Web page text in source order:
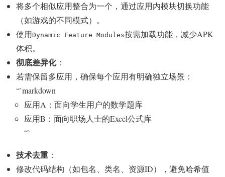
将多个相似应用整合为一个，通过应用内模块切换功能
（如游戏的不同模式）。
使用Dynamic Feature Modules按需加载功能，减少APK
体积。
彻底差异化：
若需保留多应用，确保每个应用有明确独立场景：
“`markdown
应用A：面向学生用户的数学题库
应用B：面向职场人士的Excel公式库
“`
技术去重 ：
修改代码结构（如包名、类名、资源ID），避免哈希值